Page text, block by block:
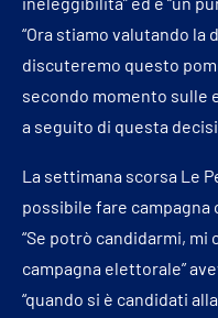
“Ora stiamo valutando la
discuteremo questo
secondo momento sulle
a seguito di questa
La settimana scorsa Le
possibile fare
“Se potrò candidarmi,
campagna elettorale”
“quando si è candidati